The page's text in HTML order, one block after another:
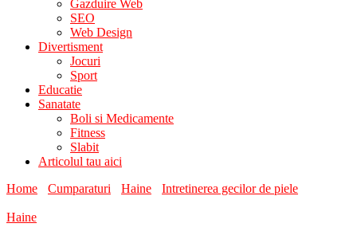
Gazduire Web
SEO
Web Design
Divertisment
Jocuri
Sport
Educatie
Sanatate
Boli si Medicamente
Fitness
Slabit
Articolul tau aici
Home
Cumparaturi Haine Intretinerea gecilor de piele
Haine